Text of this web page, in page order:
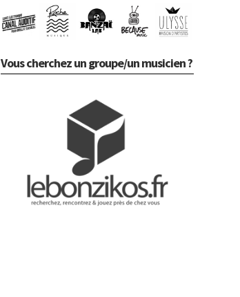
Vous cherchez un groupe/un musicien ?